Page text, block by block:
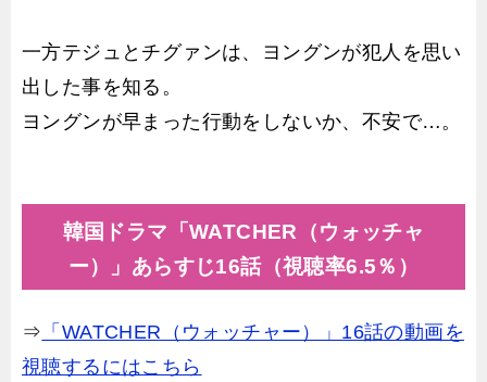
一方テジュとチグァンは、ヨングンが犯人を思い
出した事を知る。
ヨングンが早まった行動をしないか、不安で…。
韓国ドラマ「WATCHER（ウォッチャ
ー）」あらすじ16話（視聴率6.5％）
⇒ 「WATCHER（ウォッチャー）」16話の動画を
視聴するにはこちら